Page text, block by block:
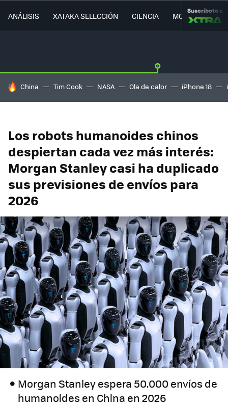
ANÁLISIS XATAKA SELECCIÓN CIENCIA MOVILIDAD
Suscríbete a
HOY SE HABLA DE
China Tim Cook NASA Ola de calor iPhone 18
Los robots humanoides chinos
despiertan cada vez más interés:
Morgan Stanley casi ha duplicado
sus previsiones de envíos para
2026
Morgan Stanley espera 50.000 envíos de
humanoides en China en 2026